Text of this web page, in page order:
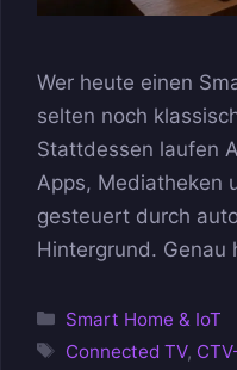
Wer heute einen
selten noch
Stattdessen laufen
Apps, Mediatheken
gesteuert durch
Hintergrund. Genau
Kategorien
Smart Home & IoT
Schlagwörter
Connected TV,